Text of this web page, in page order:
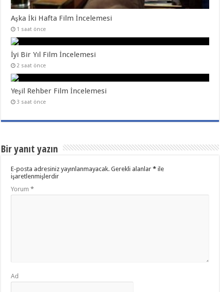
Aşka İki Hafta Film İncelemesi
1 saat önce
İyi Bir Yıl Film İncelemesi
2 saat önce
Yeşil Rehber Film İncelemesi
3 saat önce
Bir yanıt yazın
E-posta adresiniz yayınlanmayacak. Gerekli alanlar* ile
işaretlenmişlerdir
Yorum*
Ad